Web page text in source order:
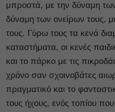
μπροστά, με την δύναμη
δύναμη των ονείρων τους,
τους. Γύρω τους τα κενά
καταστήματα, οι κενές
και το πάρκο με τις
χρόνο σαν σχοινοβάτες
πραγματικό και το
τους ήχους, ενός τοπίου